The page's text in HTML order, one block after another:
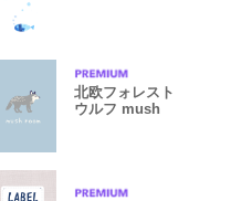
北欧フォレスト
ウルフ mush